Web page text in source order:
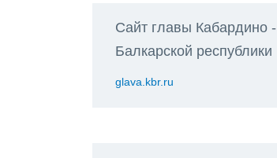
Сайт главы Кабардино -
Балкарской республики
glava.kbr.ru